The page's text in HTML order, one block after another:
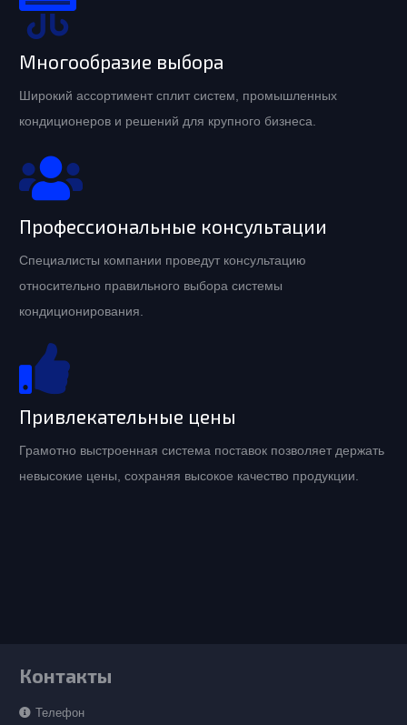
Многообразие выбора
Широкий ассортимент сплит систем, промышленных
кондиционеров и решений для крупного бизнеса.
Профессиональные консультации
Специалисты компании проведут консультацию
относительно правильного выбора системы
кондиционирования.
Привлекательные цены
Грамотно выстроенная система поставок позволяет держать
невысокие цены, сохраняя высокое качество продукции.
Контакты
Телефон